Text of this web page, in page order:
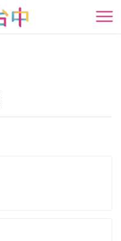
开